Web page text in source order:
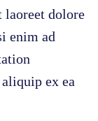
laoreet dolore
enim ad
ex ea